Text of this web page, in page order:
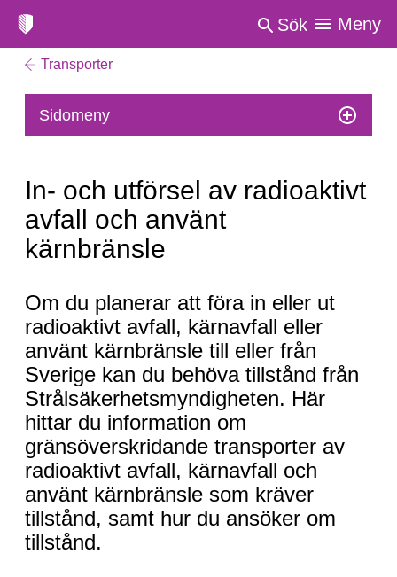
Sök Meny
Transporter
Sidomeny
In- och utförsel av radioaktivt
avfall och använt
kärnbränsle
In-
och
utförsel
av
radioaktivt
avfall
och
använt
kärnbränsle
Om du planerar att föra in eller ut
radioaktivt avfall, kärnavfall eller
använt kärnbränsle till eller från
Sverige kan du behöva tillstånd från
Strålsäkerhetsmyndigheten. Här
hittar du information om
gränsöverskridande transporter av
radioaktivt avfall, kärnavfall och
använt kärnbränsle som kräver
tillstånd, samt hur du ansöker om
tillstånd.